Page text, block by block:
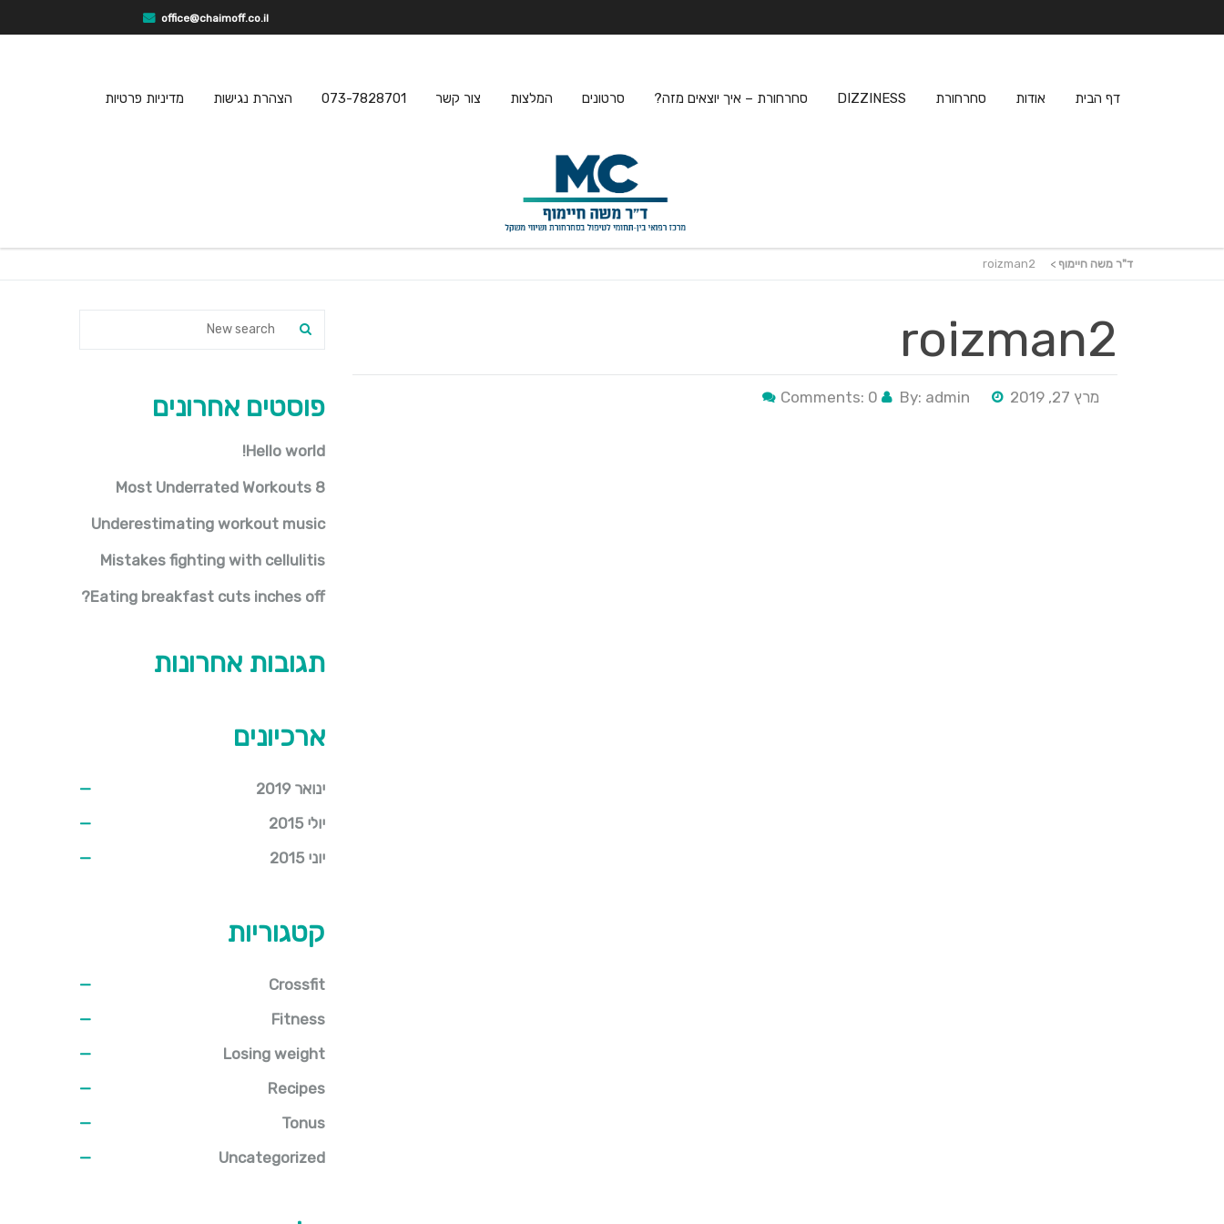
office@chaimoff.co.il
דף הבית אודות סחרחורת DIZZINESS סחרחורת – איך יוצאים מזה? סרטונים המלצות צור קשר 073-7828701 הצהרת נגישות מדיניות פרטיות
ד"ר משה חיימוף >
roizman2
roizman2
מרץ 27, 2019 By: admin
Comments: 0 פוסטים אחרונים
Hello world!
8 Most Underrated Workouts
Underestimating workout music
Mistakes fighting with cellulitis
Eating breakfast cuts inches off?
תגובות אחרונות
ארכיונים
ינואר 2019
יולי 2015
יוני 2015
קטגוריות
Crossfit
Fitness
Losing weight
Recipes
Tonus
Uncategorized